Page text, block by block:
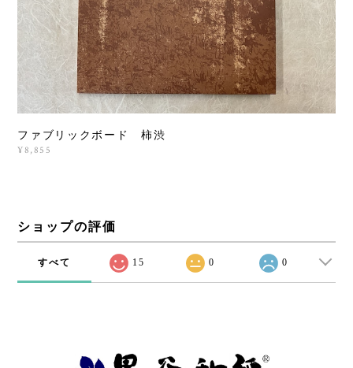
ファブリックボード 柿渋
¥8,855
ショップの評価
すべて 15 0 0